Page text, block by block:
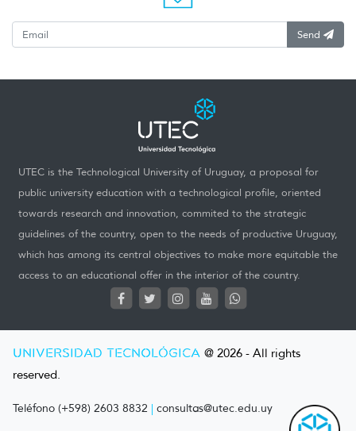
Send
UTEC is the Technological University of Uruguay, a proposal for
public university education with a technological profile, oriented
towards research and innovation, commited to the strategic
guidelines of the country, open to the needs of productive Uruguay,
which has among its central objectives to make more equitable the
access to an educational offer in the interior of the country.
UNIVERSIDAD TECNOLÓGICA @ 2026 - All rights
reserved.
Teléfono (+598) 2603 8832 | consultas@utec.edu.uy